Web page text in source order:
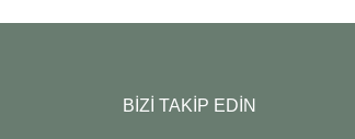
BİZİ TAKİP EDİN